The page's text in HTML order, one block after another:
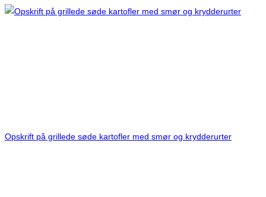
Opskrift på grillede søde kartofler med smør og krydderurter